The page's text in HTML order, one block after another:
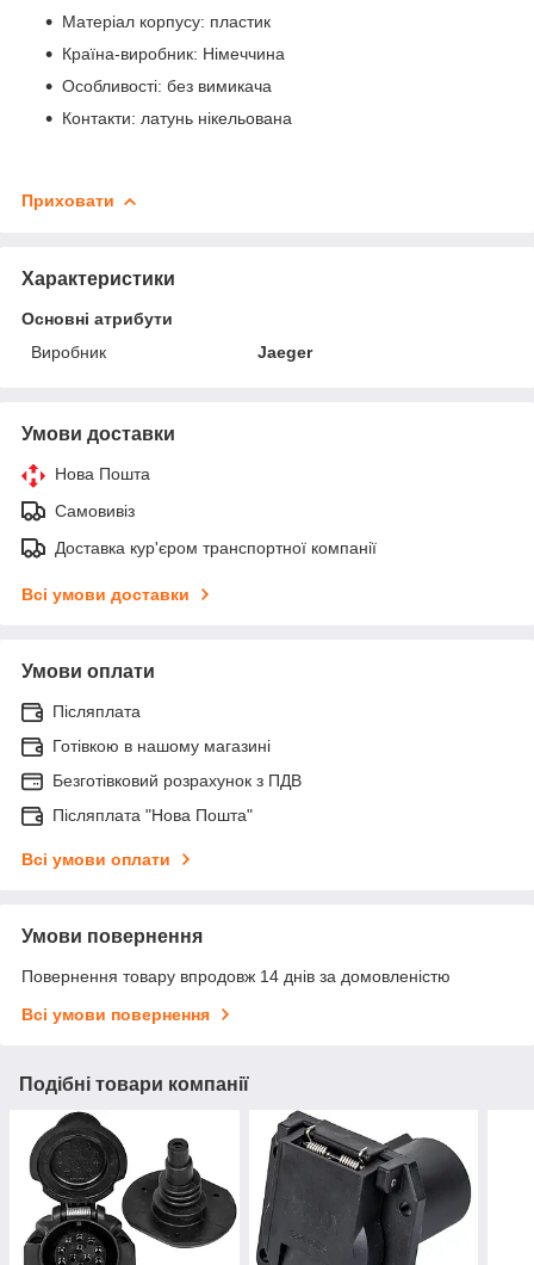
Матеріал корпусу: пластик
Країна-виробник: Німеччина
Особливості: без вимикача
Контакти: латунь нікельована
Приховати
Характеристики
Основні атрибути
Виробник
Jaeger
Умови доставки
Нова Пошта
Самовивіз
Доставка кур'єром транспортної компанії
Всі умови доставки
Умови оплати
Післяплата
Готівкою в нашому магазині
Безготівковий розрахунок з ПДВ
Післяплата "Нова Пошта"
Всі умови оплати
Умови повернення
Повернення товару впродовж 14 днів за домовленістю
Всі умови повернення
Подібні товари компанії